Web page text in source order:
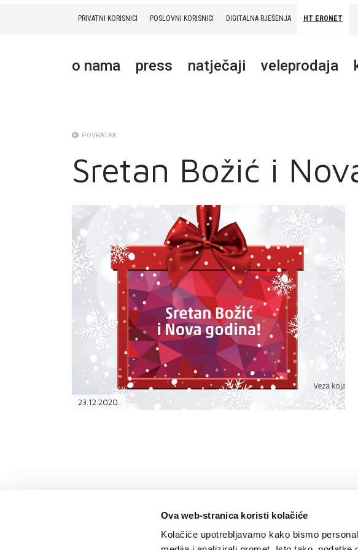
Ova web-stranica koristi kolačiće
Kolačiće upotrebljavamo kako bismo
PRIVATNI KORISNICI POSLOVNI KORISNICI DIGITALNA RJEŠENJA HT ERONET
o nama press natječaji veleprodaja
TELEFONSKI IMENIK
POVRATAK
Sretan Božić i
23.12.2020.